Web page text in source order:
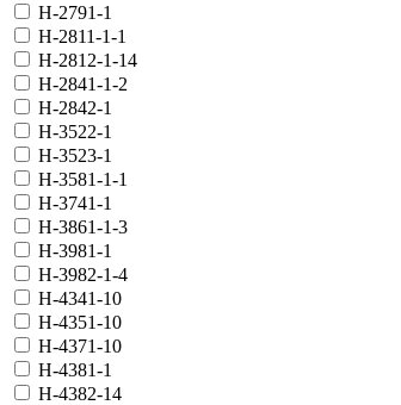
H-2791-1
H-2811-1-1
H-2812-1-14
H-2841-1-2
H-2842-1
H-3522-1
H-3523-1
H-3581-1-1
H-3741-1
H-3861-1-3
H-3981-1
H-3982-1-4
H-4341-10
H-4351-10
H-4371-10
H-4381-1
H-4382-14